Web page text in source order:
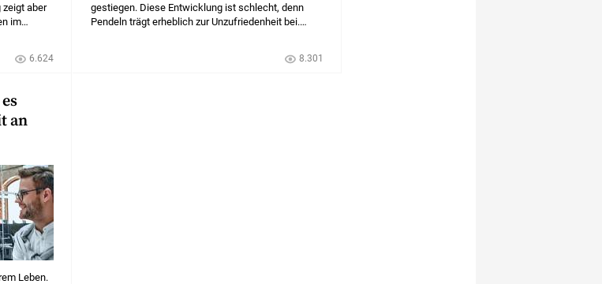
aber
im
6.624
gestiegen. Diese Entwicklung ist schlecht, denn
Pendeln trägt erheblich zur Unzufriedenheit bei.
mildern? Ein Blick auf die Glücksbilanz von Pendlern
8.301
an
Leben.